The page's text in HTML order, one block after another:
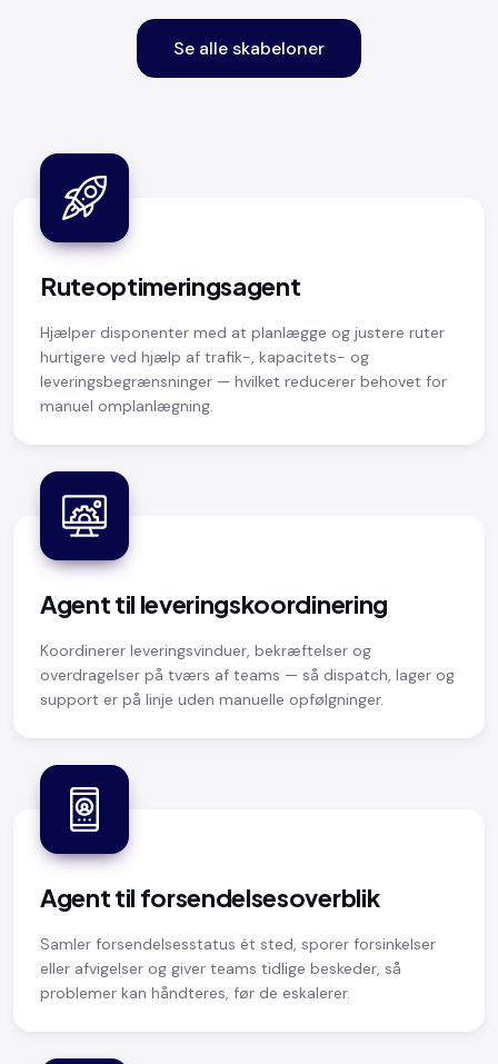
Se alle skabeloner
Ruteoptimeringsagent
Hjælper disponenter med at planlægge og justere ruter
hurtigere ved hjælp af trafik-, kapacitets- og
leveringsbegrænsninger — hvilket reducerer behovet for
manuel omplanlægning.
Agent til leveringskoordinering
Koordinerer leveringsvinduer, bekræftelser og
overdragelser på tværs af teams — så dispatch, lager og
support er på linje uden manuelle opfølgninger.
Agent til forsendelsesoverblik
Samler forsendelsesstatus ét sted, sporer forsinkelser
eller afvigelser og giver teams tidlige beskeder, så
problemer kan håndteres, før de eskalerer.